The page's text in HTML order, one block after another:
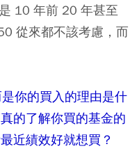
97
96
2088
10 年前 20 年甚至
從來都不該考慮，而
你的買入的理由是什
的了解你買的基金的
近績效好就想買？